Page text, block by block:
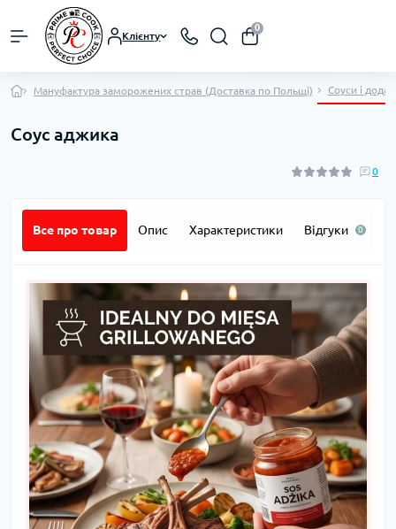
Клієнту
0
Мануфактура заморожених страв (Доставка по Польщі) Соуси і
Соус аджика
0
Все про товар Опис Характеристики Відгуки 0